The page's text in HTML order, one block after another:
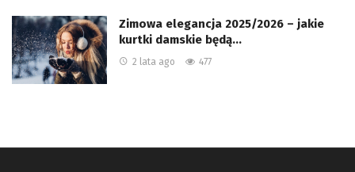
Zimowa elegancja 2025/2026 – jakie
kurtki damskie będą…
2 lata ago 477